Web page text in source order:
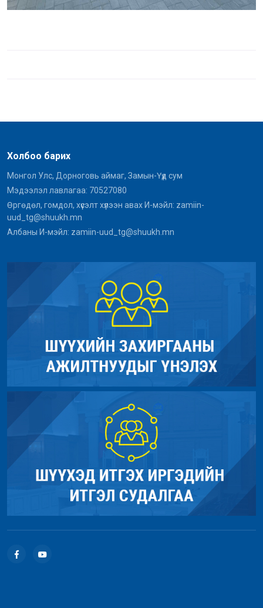
Холбоо барих
Монгол Улс, Дорноговь аймаг, Замын-Үүд сум
Мэдээлэл лавлагаа: 70527080
Өргөдөл, гомдол, хүсэлт хүлээн авах И-мэйл: zamiin-
uud_tg@shuukh.mn
Албаны И-мэйл: zamiin-uud_tg@shuukh.mn